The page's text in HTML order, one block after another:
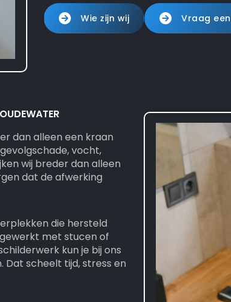
Wie zijn wij Vraag
dan alleen een kraan
vocht,
wij breder dan alleen
dat de afwerking
die hersteld
met stucen of
kun je bij ons
Dat scheelt tijd, stress en